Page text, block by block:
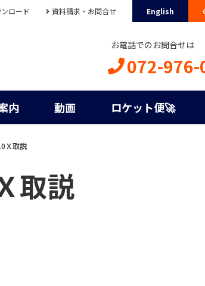
ロード 資料請求・お問合せ English
お電話でのお問合せは
072-976-
内 動画 ロケット便🚀
Ｘ取説
取説